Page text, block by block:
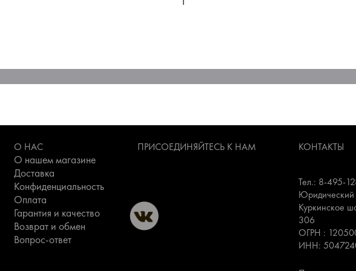
О НАС
О нашем магазине
Доставка
Конфиденциальность
Оплата
Гарантия и качество
Возврат и обмен
Вопрос-ответ
ПРИСОЕДИНЯЙТЕСЬ К НАМ КОНТАКТЫ
Тел.: 8-495-
Юридический
Куркинское
306
ОГРН :
ИНН: